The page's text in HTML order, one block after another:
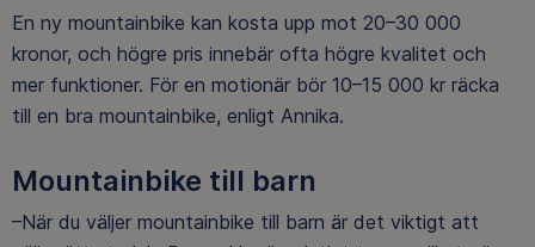
En ny mountainbike kan kosta upp mot 20–30 000
kronor, och högre pris innebär ofta högre kvalitet och
mer funktioner. För en motionär bör 10–15 000 kr räcka
till en bra mountainbike, enligt Annika.
Mountainbike till barn
–När du väljer mountainbike till barn är det viktigt att